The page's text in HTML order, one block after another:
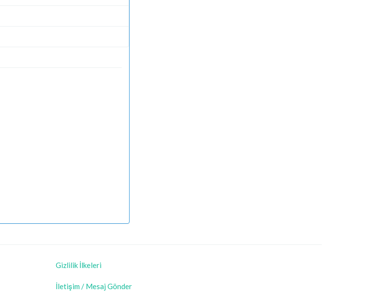
Gizlilik İlkeleri
İletişim / Mesaj Gönder